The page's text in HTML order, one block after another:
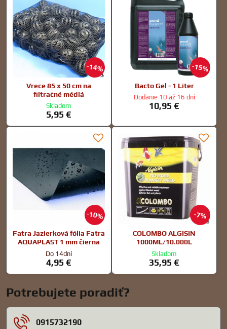
14%
Vrece 85 x 50 cm na
filtračné médiá
Skladom
5,95 €
15%
Bacto Gel - 1 Liter
Dodanie 10 až 16 dní
10,95 €
10%
Fatra Jazierková fólia Fatra
AQUAPLAST 1 mm čierna
Do 14dní
4,95 €
7%
COLOMBO ALGISIN
1000ML/10.000L
Skladom
35,95 €
Potrebujete poradiť?
0915732190